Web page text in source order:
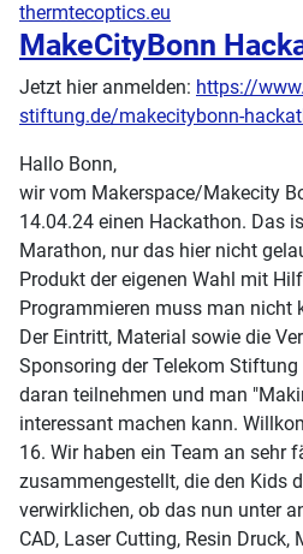
thermtecoptics.eu
MakeCityBonn
Jetzt hier anmelden: https://
stiftung.de/makecitybonn-
Hallo Bonn,
wir vom Makerspace/Makecity
14.04.24 einen Hackathon. Das
Marathon, nur das hier nicht
Produkt der eigenen Wahl mit
Programmieren muss man nicht
Der Eintritt, Material sowie die
Sponsoring der Telekom
daran teilnehmen und man
interessant machen kann.
16. Wir haben ein Team an sehr
zusammengestellt, die den Kids
verwirklichen, ob das nun unter
CAD, Laser Cutting, Resin